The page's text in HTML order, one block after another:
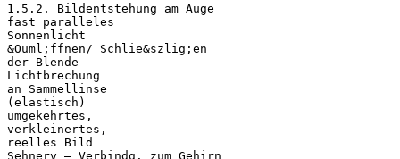
1.5.2. Bildentstehung am Auge
fast paralleles
Sonnenlicht
&Ouml;ffnen/ Schlie&szlig;en
der Blende
Lichtbrechung
an Sammellinse
(elastisch)
umgekehrtes,
verkleinertes,
reelles Bild
Sehnerv – Verbindg. zum Gehirn